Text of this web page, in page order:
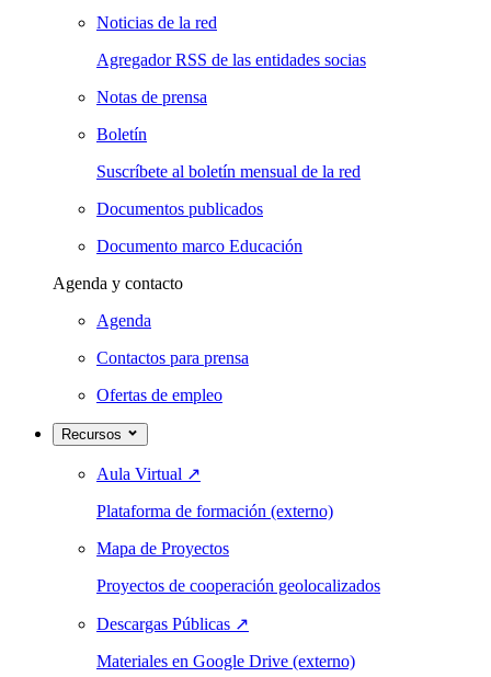
Noticias de la red
Agregador RSS de las entidades socias
Notas de prensa
Boletín
Suscríbete al boletín mensual de la red
Documentos publicados
Documento marco Educación
Agenda y contacto
Agenda
Contactos para prensa
Ofertas de empleo
Recursos
Aula Virtual ↗
Plataforma de formación (externo)
Mapa de Proyectos
Proyectos de cooperación geolocalizados
Descargas Públicas ↗
Materiales en Google Drive (externo)